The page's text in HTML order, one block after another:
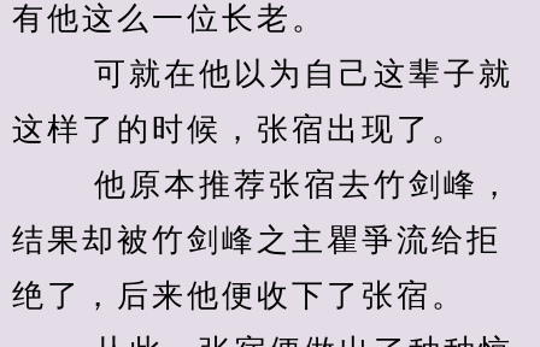
有他这么一位长老。
可就在他以为自己这辈子就
这样了的时候，张宿出现了。
他原本推荐张宿去竹剑峰，
结果却被竹剑峰之主瞿爭流给拒
绝了，后来他便收下了张宿。